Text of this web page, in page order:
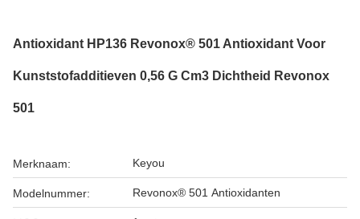
Antioxidant HP136 Revonox® 501 Antioxidant Voor
Kunststofadditieven 0,56 G Cm3 Dichtheid Revonox
501
Merknaam: Keyou
Modelnummer: Revonox® 501 Antioxidanten